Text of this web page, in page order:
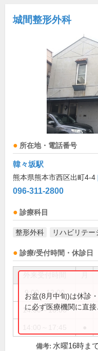
城間整形外科
所在地・電話番号
韓々坂駅
熊本県熊本市西区出町4-4
096-311-2800
診療科目
整形外科 リハビリテー
診療/受付時間・休診日
9:00～12:00 ●
14:00～16:00
お盆(8月中旬)は休診
に必ず医療機関に直接
備考: 水曜16時ま